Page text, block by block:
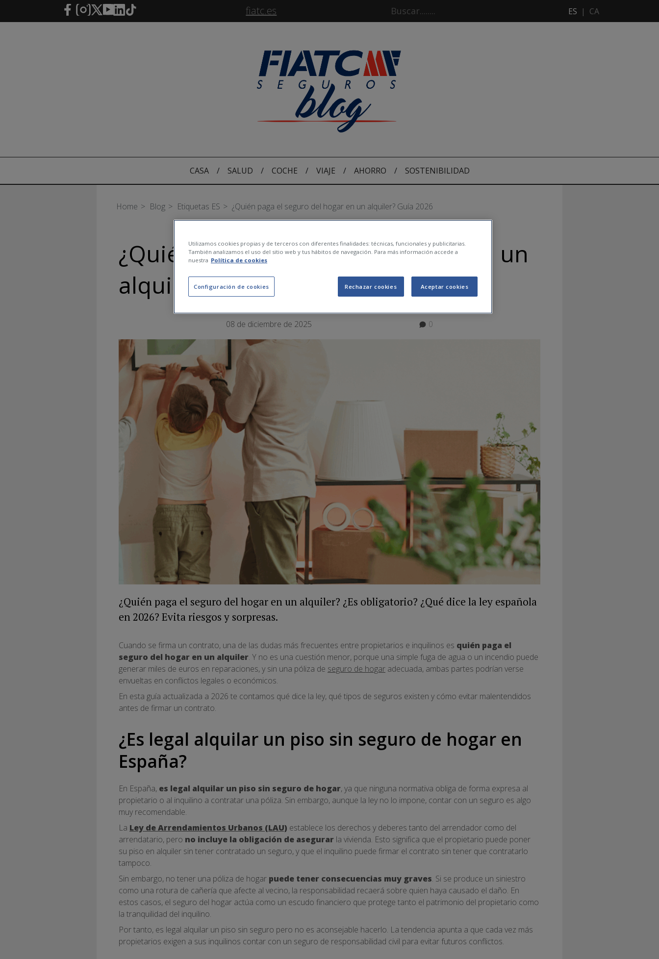
Saltar al contenido principal fiatc.es ES | CA
CASA / SALUD / COCHE / VIAJE / AHORRO / SOSTENIBILIDAD
Home Blog Etiquetas ES ¿Quién paga el seguro del hogar en un alquiler? Guía 2026
¿Quién paga el seguro del hogar en un
alquiler? Guía 2026
08 de diciembre de 2025 0
¿Quién paga el seguro del hogar en un alquiler? ¿Es obligatorio? ¿Qué dice la ley española
en 2026? Evita riesgos y sorpresas.
Cuando se firma un contrato, una de las dudas más frecuentes entre propietarios e inquilinos es quién paga el
seguro del hogar en un alquiler. Y no es una cuestión menor, porque una simple fuga de agua o un incendio puede
generar miles de euros en reparaciones, y sin una póliza de seguro de hogar adecuada, ambas partes podrían verse
envueltas en conflictos legales o económicos.
En esta guía actualizada a 2026 te contamos qué dice la ley, qué tipos de seguros existen y cómo evitar malentendidos
antes de firmar un contrato.
¿Es legal alquilar un piso sin seguro de hogar en
España?
En España, es legal alquilar un piso sin seguro de hogar, ya que ninguna normativa obliga de forma expresa al
propietario o al inquilino a contratar una póliza. Sin embargo, aunque la ley no lo impone, contar con un seguro es algo
muy recomendable.
La Ley de Arrendamientos Urbanos (LAU) establece los derechos y deberes tanto del arrendador como del
arrendatario, pero no incluye la obligación de asegurar la vivienda. Esto significa que el propietario puede poner
su piso en alquiler sin tener contratado un seguro, y que el inquilino puede firmar el contrato sin tener que contratarlo
tampoco.
Sin embargo, no tener una póliza de hogar puede tener consecuencias muy graves. Si se produce un siniestro
como una rotura de cañería que afecte al vecino, la responsabilidad recaerá sobre quien haya causado el daño. En
estos casos, el seguro del hogar actúa como un escudo financiero que protege tanto el patrimonio del propietario como
la tranquilidad del inquilino.
Por tanto, es legal alquilar un piso sin seguro pero no es aconsejable hacerlo. La tendencia apunta a que cada vez más
propietarios exigen a sus inquilinos contar con un seguro de responsabilidad civil para evitar futuros conflictos.
Utilizamos cookies propias y de terceros con diferentes finalidades: técnicas, funcionales y publicitarias.
También analizamos el uso del sitio web y tus hábitos de navegación. Para más información accede a
nuestra Política de cookies
Configuración de cookies Rechazar cookies Aceptar cookies